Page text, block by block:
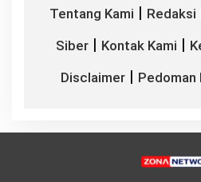
Tentang Kami | Redaksi
Siber | Kontak Kami |
Disclaimer|